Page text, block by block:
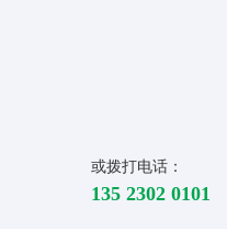
或拨打电话：
135 2302 0101